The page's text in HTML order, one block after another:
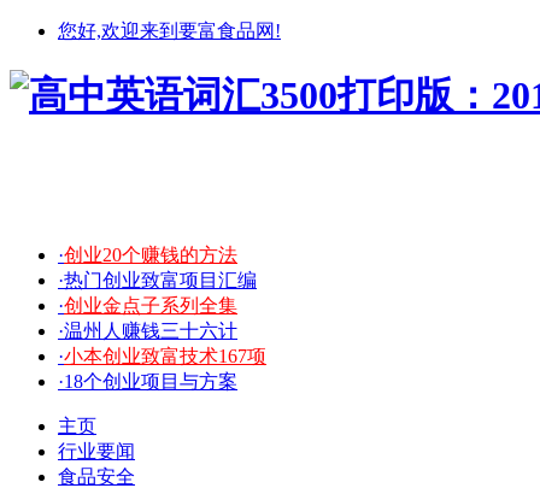
您好,欢迎来到要富食品网!
·创业20个赚钱的方法
·热门创业致富项目汇编
·创业金点子系列全集
·温州人赚钱三十六计
·小本创业致富技术167项
·18个创业项目与方案
主页
行业要闻
食品安全